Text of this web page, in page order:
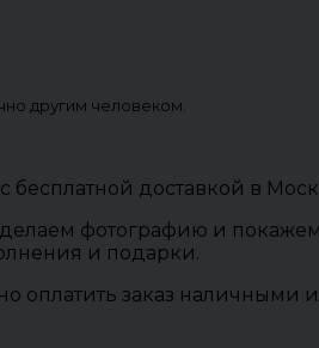
другим человеком.
доставкой в
фотографию и
и подарки.
оплатить заказ наличными